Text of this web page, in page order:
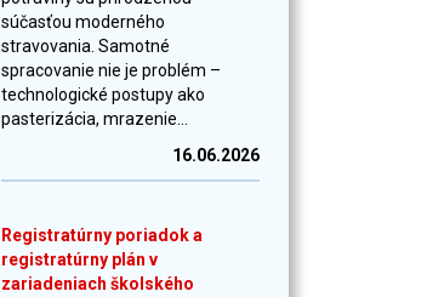
súčasťou moderného
stravovania. Samotné
spracovanie nie je problém –
technologické postupy ako
pasterizácia, mrazenie...
16.06.2026
Registratúrny poriadok a
registratúrny plán v
zariadeniach školského